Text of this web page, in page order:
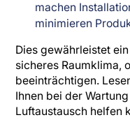
machen
minimieren
Dies gewährleistet
sicheres Raumklima,
beeinträchtigen.
Ihnen bei der
Luftaustausch helfen